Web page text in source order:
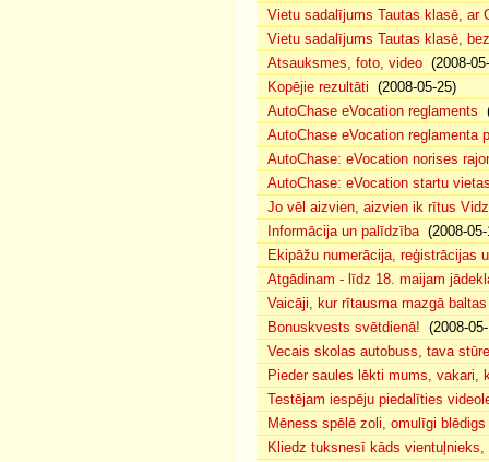
Vietu sadalījums Tautas klasē, ar
Vietu sadalījums Tautas klasē,
Atsauksmes, foto, video (2008-
Kopējie rezultāti (2008-05-25)
AutoChase eVocation reglaments
AutoChase eVocation reglamenta
AutoChase: eVocation norises
AutoChase: eVocation startu
Jo vēl aizvien, aizvien ik rītus
Informācija un palīdzība(2008-05-
Ekipāžu numerācija, reģistrācijas
Atgādinam - līdz 18. maijam
Vaicāji, kur rītausma mazgā
Bonuskvests svētdienā! (2008-
Vecais skolas autobuss, tava
Pieder saules lēkti mums,
Testējam iespēju piedalīties
Mēness spēlē zoli, omulīgi
Kliedz tuksnesī kāds